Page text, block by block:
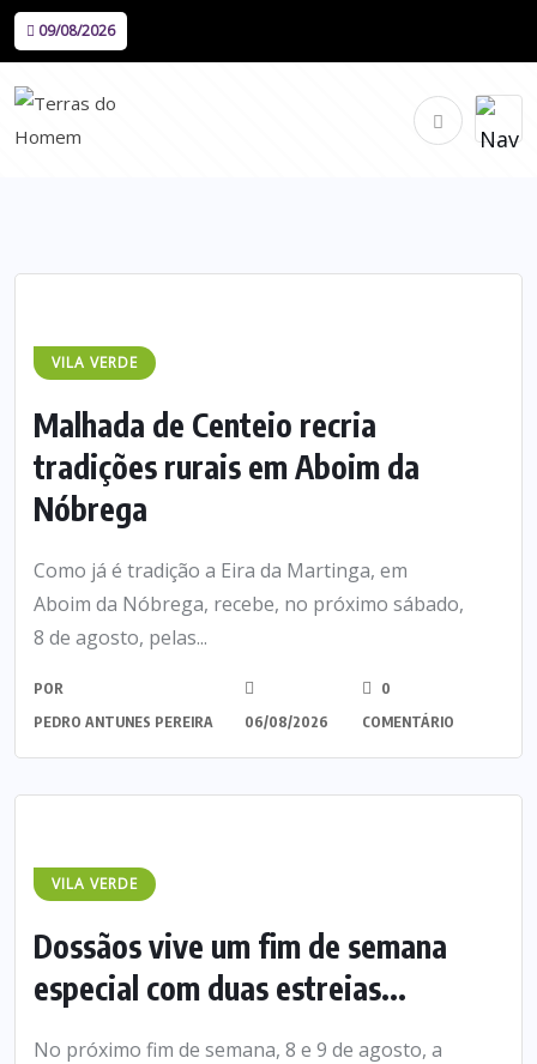
09/08/2026
VILA VERDE
Malhada de Centeio recria
tradições rurais em Aboim da
Nóbrega
Como já é tradição a Eira da Martinga, em
Aboim da Nóbrega, recebe, no próximo sábado,
8 de agosto, pelas...
POR
PEDRO ANTUNES PEREIRA
06/08/2026
0
COMENTÁRIO
VILA VERDE
Dossãos vive um fim de semana
especial com duas estreias...
No próximo fim de semana, 8 e 9 de agosto, a